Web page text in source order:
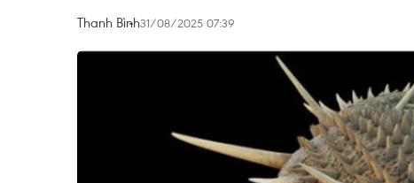
Thanh Bình31/08/2025 07:39